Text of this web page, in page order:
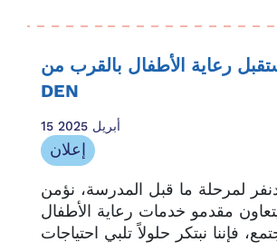
المدارس في جميع أنحاء العالم.
رعاية الأطفال بالقرب من
DEN
15 أبريل 2025
إعلان
لمرحلة ما قبل المدرسة، نؤمن
مقدمو خدمات رعاية الأطفال
فإننا نبتكر حلولاً تلبي احتياجات